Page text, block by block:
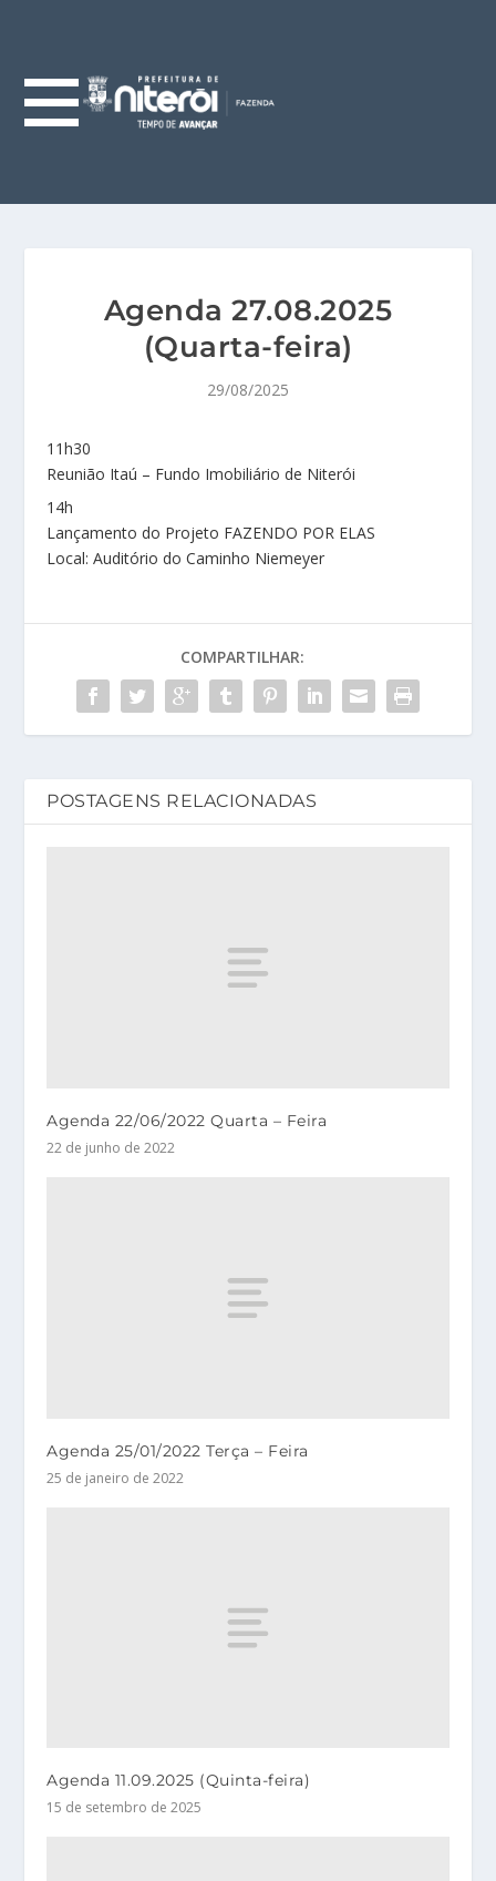
Agenda 27.08.2025
(Quarta-feira)
29/08/2025
11h30
Reunião Itaú – Fundo Imobiliário de Niterói
14h
Lançamento do Projeto FAZENDO POR ELAS
Local: Auditório do Caminho Niemeyer
COMPARTILHAR:
POSTAGENS RELACIONADAS
Agenda 22/06/2022 Quarta – Feira
22 de junho de 2022
Agenda 25/01/2022 Terça – Feira
25 de janeiro de 2022
Agenda 11.09.2025 (Quinta-feira)
15 de setembro de 2025